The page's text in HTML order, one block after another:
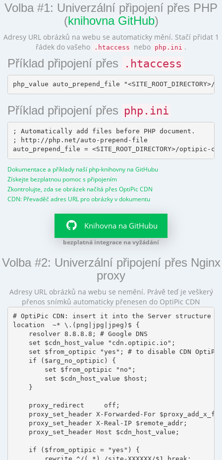
Volba #1: Univerzální připojení přes PHP
(knihovna GitHub)
Adresy URL obrázků na webu se automaticky mění. Stačí přidat 1
řádek do vašeho
.htaccess nebo php.ini .
Příklad připojení přes .htaccess
Příklad připojení přes php.ini
; Automatically add files before PHP document.
; http://php.net/auto-prepend-file
Dokumentace a příklady naší php-knihovny na GitHubu
Získejte bezplatnou pomoc s připojením
Zkontrolujte, zda se obrázek načítá přes OptiPic CDN
CDN: Převaděč adres URL pro obrázky v dokumentu
Knihovna na GitHubu
bezplatná integrace na vyžádání
Volba #2: Univerzální připojení přes Nginx
proxy
Adresy URL obrázků na webu se nemění. Právě teď je veškerý
přenos snímků automaticky přenesen do OptiPic CDN
# OptiPic CDN: insert it into the Server structure
location  ~* \.(png|jpg|jpeg)$ {
    resolver 8.8.8.8; # Google DNS
    set $cdn_host_value "cdn.optipic.io";
set $from_optipic "yes"; # to disable CDN
    if ($arg_no_optipic) {
        set $from_optipic "no";
        set $cdn_host_value $host;
    }
    proxy_redirect     off;
proxy_set_header X-Forwarded-For
    proxy_set_header X-Real-IP $remote_addr;
    proxy_set_header Host $cdn_host_value;
    if ($from_optipic = "yes") {